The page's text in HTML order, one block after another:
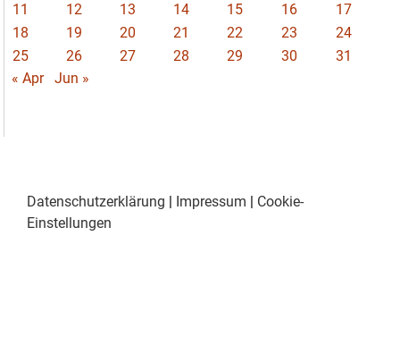
11
12 13 14 15 16
17
18
19 20 21 22 23
24
25
26 27 28 29 30
31
« Apr
Jun »
Datenschutzerklärung Impressum
Cookie-
Einstellungen